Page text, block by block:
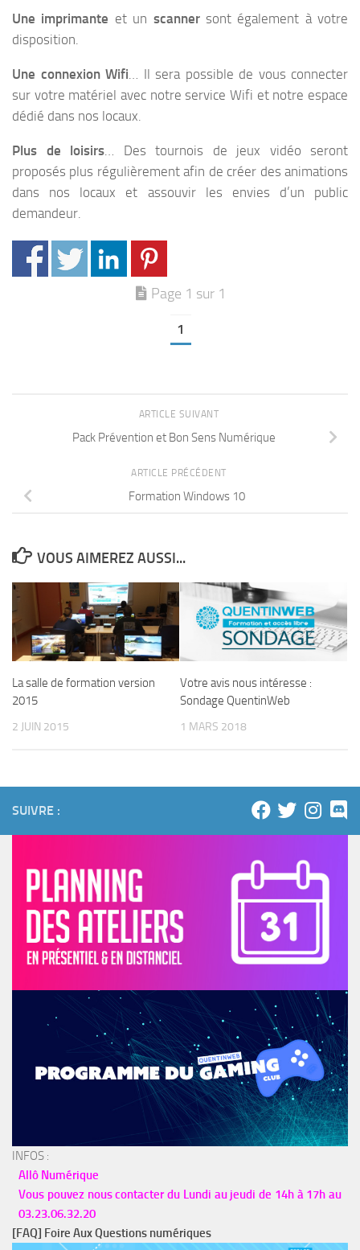
Une imprimante et un scannersont également à votre
disposition.
Une connexion Wifi … Il sera possible de vous connecter
sur votre matériel avec notre service Wifi et notre espace
dédié dans nos locaux.
Plus de loisirs … Des tournois de jeux vidéo seront
proposés plus régulièrement afin de créer des animations
dans nos locaux et assouvir les envies d’un public
demandeur.
Page 1 sur 1
1
ARTICLE SUIVANT
Pack Prévention et Bon Sens Numérique
ARTICLE PRÉCÉDENT
Formation Windows 10
VOUS AIMEREZ AUSSI...
La salle de formation version
2015
2 JUIN 2015
Votre avis nous intéresse :
Sondage QuentinWeb
1 MARS 2018
SUIVRE :
INFOS :
Allô Numérique
Vous pouvez nous contacter du Lundi au jeudi de 14h à 17h au
03.23.06.32.20
[FAQ] Foire Aux Questions numériques